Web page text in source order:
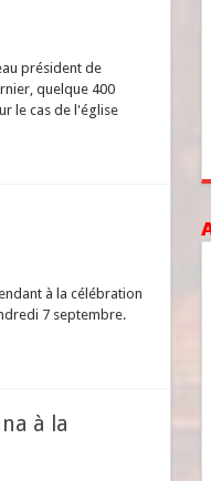
président de
quelque 400
le cas de l'église
à la célébration
7 septembre.
à la